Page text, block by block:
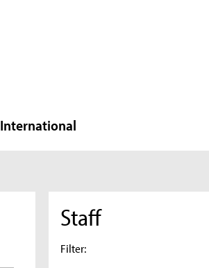
International
Staff
Filter: